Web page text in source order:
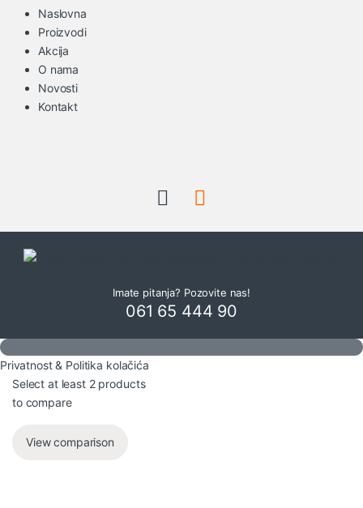
Naslovna
Proizvodi
Akcija
O nama
Novosti
Kontakt
Imate pitanja? Pozovite nas!
061 65 444 90
Privatnost & Politika kolačića
Select at least 2 products
to compare
View comparison